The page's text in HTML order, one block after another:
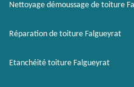
Nettoyage démoussage de toiture
Réparation de toiture Falgueyrat
Etanchéité toiture Falgueyrat